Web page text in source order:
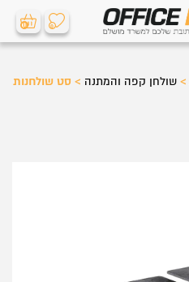
0 0
> שולחן קפה והמתנה > סט שולחנות